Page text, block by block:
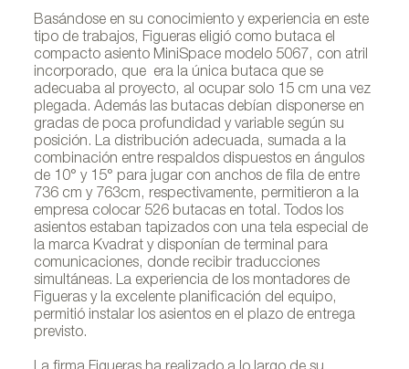
Basándose en su conocimiento y experiencia en este
tipo de trabajos, Figueras eligió como butaca el
compacto asiento MiniSpace modelo 5067, con atril
incorporado, que era la única butaca que se
adecuaba al proyecto, al ocupar solo 15 cm una vez
plegada. Además las butacas debían disponerse en
gradas de poca profundidad y variable según su
posición. La distribución adecuada, sumada a la
combinación entre respaldos dispuestos en ángulos
de 10° y 15° para jugar con anchos de fila de entre
736 cm y 763cm, respectivamente, permitieron a la
empresa colocar 526 butacas en total. Todos los
asientos estaban tapizados con una tela especial de
la marca Kvadrat y disponían de terminal para
comunicaciones, donde recibir traducciones
simultáneas. La experiencia de los montadores de
Figueras y la excelente planificación del equipo,
permitió instalar los asientos en el plazo de entrega
previsto.